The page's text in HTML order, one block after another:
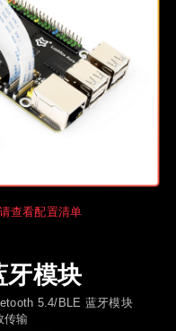
查看配置清单
模块
5.4/BLE 蓝牙模块
传输